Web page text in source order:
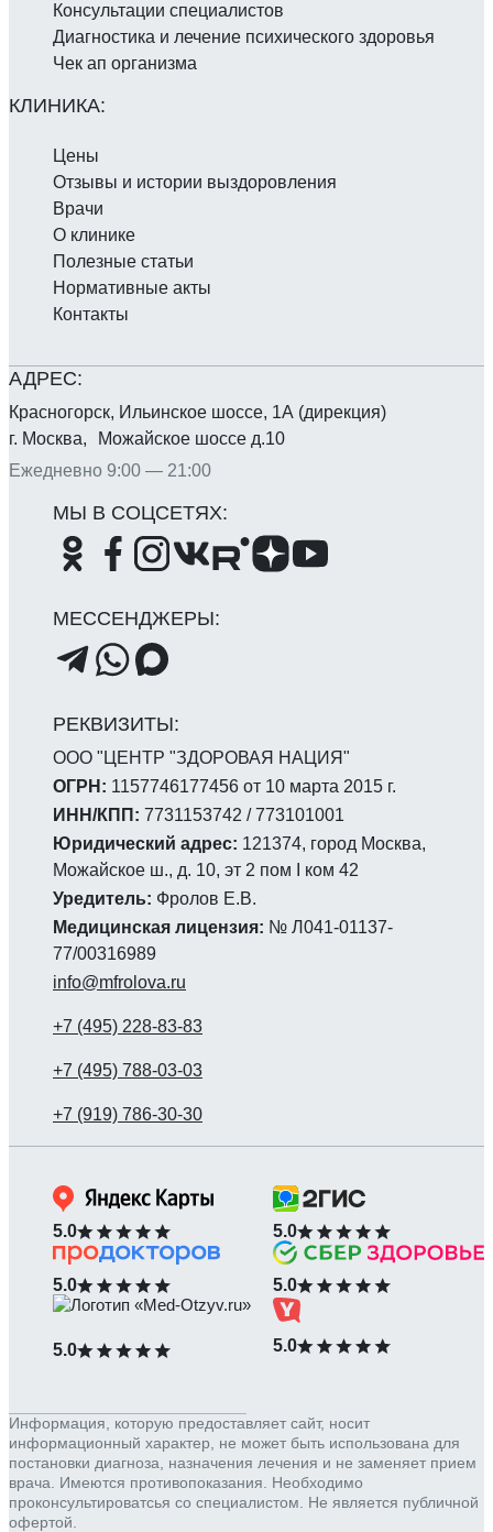
ООО "ЦЕНТР "ЗДОРОВАЯ НАЦИЯ"
ОГРН: 1157746177456 от 10 марта 2015 г.
ИНН/КПП: 7731153742 / 773101001
Юридический адрес: 121374, город Москва,
Можайское ш., д. 10, эт 2 пом I ком 42
Уредитель: Фролов Е.В.
Медицинская лицензия: № Л041-01137-
77/00316989
info@mfrolova.ru
Красногорск, Ильинское шоссе, 1А (дирекция)
г. Москва, Можайское шоссе д.10
Ежедневно 9:00 — 21:00
Консультации специалистов
Диагностика и лечение психического здоровья
Чек ап организма
Цены
Отзывы и истории выздоровления
Врачи
О клинике
Полезные статьи
Нормативные акты
Контакты
5.0 5.0
5.0 5.0
5.0 5.0
Информация, которую предоставляет сайт, носит
информационный характер, не может быть использована для
постановки диагноза, назначения лечения и не заменяет прием
врача. Имеются противопоказания. Необходимо
проконсультироватсья со специалистом. Не является публичной
офертой.